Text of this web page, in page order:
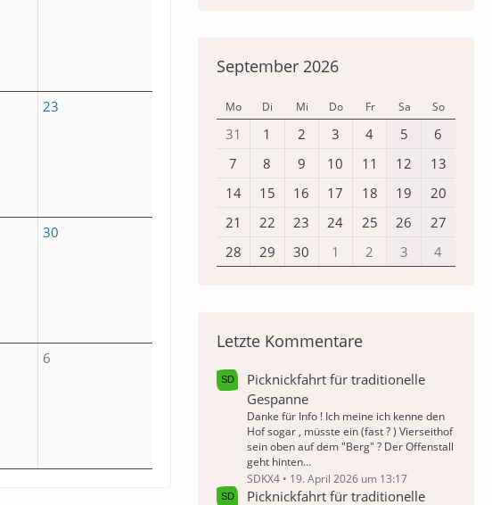
23
30
6
September 2026
Mo Di Mi Do Fr Sa So
31 1 2 3 4 5
6
7
8 9 10 11 12
13
14
15 16 17 18 19
20
21
22 23 24 25 26
27
28
29 30 1 2 3 4
Letzte Kommentare
Picknickfahrt für traditionelle
Gespanne
Danke für Info ! Ich meine ich kenne den
Hof sogar , müsste ein (fast ? ) Vierseithof
sein oben auf dem "Berg" ? Der Offenstall
geht hinten…
SDKX4
19. April 2026 um 13:17
Picknickfahrt für traditionelle